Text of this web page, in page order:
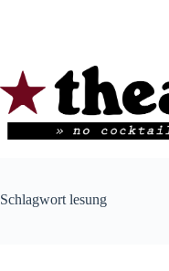
Schlagwort lesung